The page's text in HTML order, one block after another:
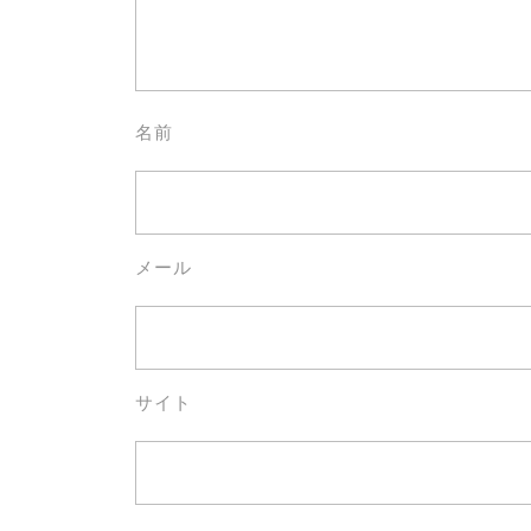
名前
メール
サイト